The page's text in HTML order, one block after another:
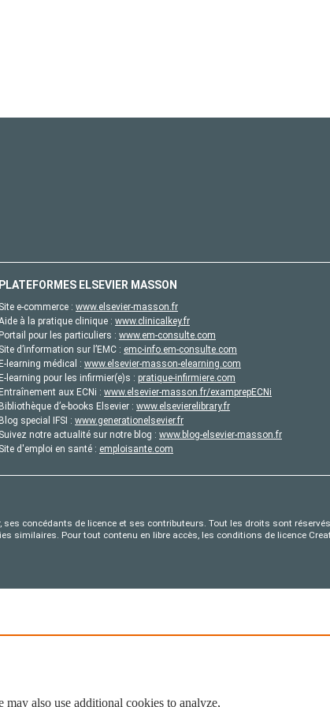
PLATEFORMES ELSEVIER MASSON
Site e-commerce : www.elsevier-masson.fr
à la pratique clinique : www.clinicalkey.fr
Portail pour les particuliers : www.em-consulte.com
Site d’information sur l’EMC : emc-info.em-consulte.com
E-learning médical : www.elsevier-masson-elearning.com
E-learning pour les infirmier(e)s : pratique-infirmiere.com
Entraînement aux ECNi : www.elsevier-masson.fr/examprepECNi
Bibliothèque d’e-books Elsevier : www.elsevierelibrary.fr
Blog special IFSI : www.generationelsevier.fr
Suivez notre actualité sur notre blog : www.blog-elsevier-masson.fr
Site d'emploi en santé : emploisante.com
ses concédants de licence et ses contributeurs. Tout les droits sont
similaires. Pour tout contenu en libre accès, les conditions de licence
may also use additional cookies to analyze,